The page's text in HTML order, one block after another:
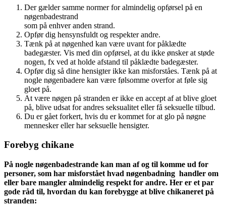
Der gælder samme normer for almindelig opførsel på en
nøgenbadestrand
som på enhver anden strand.
Opfør dig hensynsfuldt og respekter andre.
Tænk på at nøgenhed kan være uvant for påklædte
badegæster. Vis med din opførsel, at du ikke ønsker at støde
nogen, fx ved at holde afstand til påklædte badegæster.
Opfør dig så dine hensigter ikke kan misforståes. Tænk på at
nogle nøgenbadere kan være følsomme overfor at føle sig
gloet på.
At være nøgen på stranden er ikke en accept af at blive gloet
på, blive udsat for andres seksualitet eller få seksuelle tilbud.
Du er gået forkert, hvis du er kommet for at glo på nøgne
mennesker eller har seksuelle hensigter.
Forebyg chikane
På nogle nøgenbadestrande kan man af og til komme ud for
personer, som har misforstået hvad nøgenbadning handler om
eller bare mangler almindelig respekt for andre. Her er et par
gode råd til, hvordan du kan forebygge at blive chikaneret på
stranden: